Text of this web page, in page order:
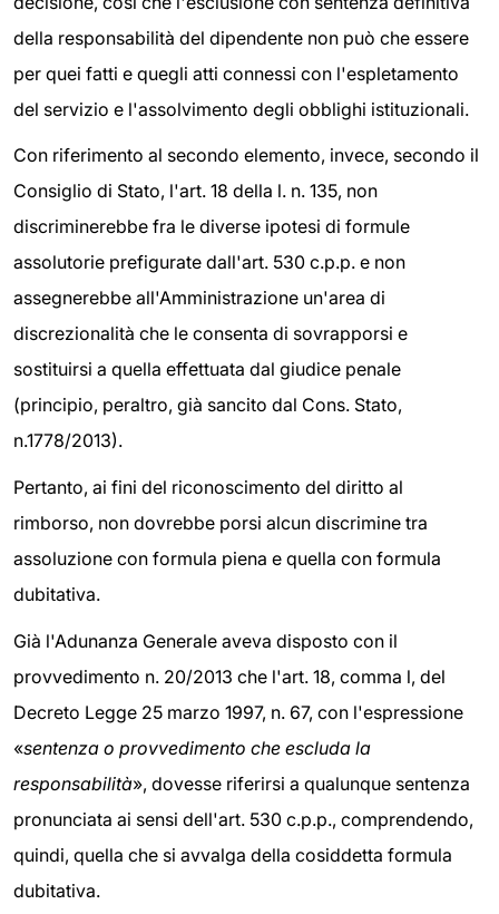
della responsabilità del dipendente non può che essere
per quei fatti e quegli atti connessi con l'espletamento
del servizio e l'assolvimento degli obblighi istituzionali.
Con riferimento al secondo elemento, invece, secondo il
Consiglio di Stato, l'art. 18 della l. n. 135, non
discriminerebbe fra le diverse ipotesi di formule
assolutorie prefigurate dall'art. 530 c.p.p. e non
assegnerebbe all'Amministrazione un'area di
discrezionalità che le consenta di sovrapporsi e
sostituirsi a quella effettuata dal giudice penale
(principio, peraltro, già sancito dal Cons. Stato,
n.1778/2013).
Pertanto, ai fini del riconoscimento del diritto al
rimborso, non dovrebbe porsi alcun discrimine tra
assoluzione con formula piena e quella con formula
dubitativa.
Già l'Adunanza Generale aveva disposto con il
provvedimento n. 20/2013 che l'art. 18, comma l, del
Decreto Legge 25 marzo 1997, n. 67, con l'espressione
«sentenza o provvedimento che escluda la
responsabilità», dovesse riferirsi a qualunque sentenza
pronunciata ai sensi dell'art. 530 c.p.p., comprendendo,
quindi, quella che si avvalga della cosiddetta formula
dubitativa.